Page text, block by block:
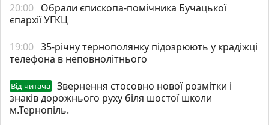
20:00 Обрали єпископа-помічника Бучацької
єпархії УГКЦ
19:00 35-річну тернополянку підозрюють у крадіжці
телефона в неповнолітнього
Від читача
Звернення стосовно нової розмітки і
знаків дорожнього руху біля шостої школи
м.Тернопіль.